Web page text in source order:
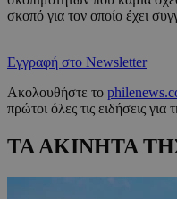
σκοπό για τον οποίο έχει
Εγγραφή στο Newsletter
Ακολουθήστε το
πρώτοι όλες τις ειδήσεις
ΤΑ ΑΚΙΝΗΤΑ